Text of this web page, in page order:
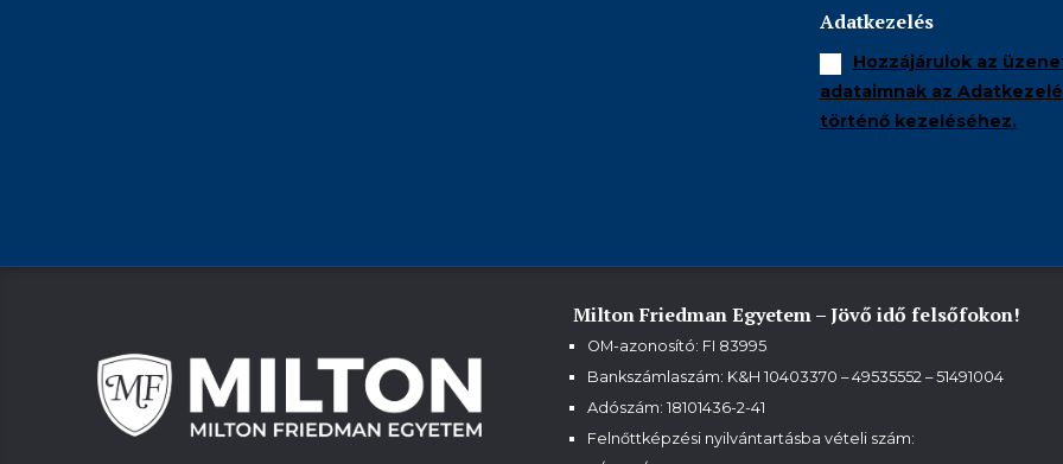
Adatkezelés
Hozzájárulok az
adataimnak az
történő kezeléséhez.
Milton Friedman Egyetem – Jövő idő felsőfokon!
OM-azonosító: FI 83995
Bankszámlaszám: K&H 10403370 – 49535552 – 51491004
Adószám: 18101436-2-41
Felnőttképzési nyilvántartásba vételi szám: